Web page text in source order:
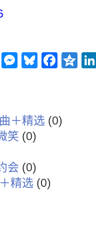
TelegramBluesky
＋精选 (0)
笑 (0)
会 (0)
精选 (0)